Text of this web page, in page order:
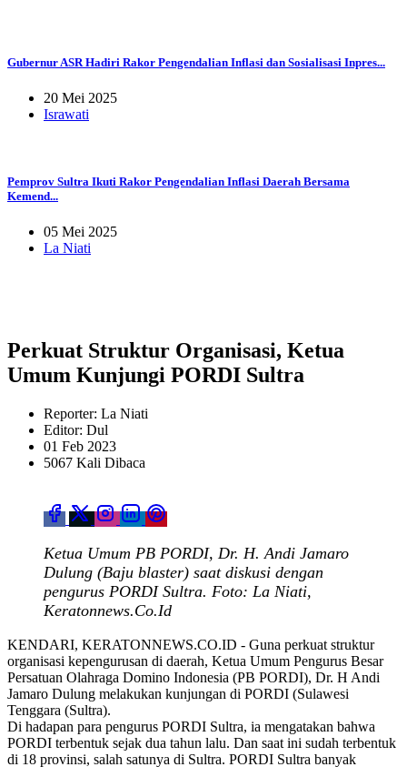
Gubernur ASR Hadiri Rakor Pengendalian Inflasi dan Sosialisasi Inpres...
20 Mei 2025
Israwati
Pemprov Sultra Ikuti Rakor Pengendalian Inflasi Daerah Bersama
Kemend...
05 Mei 2025
La Niati
Perkuat Struktur Organisasi, Ketua
Umum Kunjungi PORDI Sultra
Reporter: La Niati
Editor: Dul
01 Feb 2023
5067 Kali Dibaca
Ketua Umum PB PORDI, Dr. H. Andi Jamaro
Dulung (Baju blaster) saat diskusi dengan
pengurus PORDI Sultra. Foto: La Niati,
Keratonnews.Co.Id
KENDARI, KERATONNEWS.CO.ID - Guna perkuat struktur
organisasi kepengurusan di daerah, Ketua Umum Pengurus Besar
Persatuan Olahraga Domino Indonesia (PB PORDI), Dr. H Andi
Jamaro Dulung melakukan kunjungan di PORDI (Sulawesi
Tenggara (Sultra).
Di hadapan para pengurus PORDI Sultra, ia mengatakan bahwa
PORDI terbentuk sejak dua tahun lalu. Dan saat ini sudah terbentuk
di 18 provinsi, salah satunya di Sultra. PORDI Sultra banyak